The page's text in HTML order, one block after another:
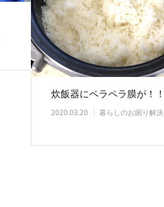
炊飯器にペラペラ膜が！！
2020.03.20 暮らしのお困り解決